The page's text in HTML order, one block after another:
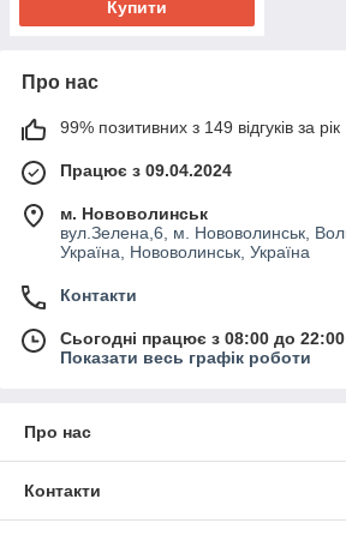
Купити
Про нас
99% позитивних з 149 відгуків за рік
Працює з 09.04.2024
м. Нововолинськ
вул.Зелена,6, м. Нововолинськ,
Україна, Нововолинськ, Україна
Контакти
Сьогодні працює з 08:00 до 22:00
Показати весь графік роботи
Про нас
Контакти